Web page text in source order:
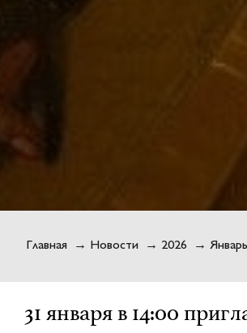
Главная → Новости → 2026 → Январь
31 января в 14:00